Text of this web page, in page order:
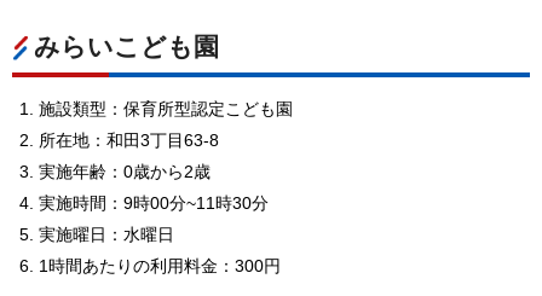
みらいこども園
施設類型：保育所型認定こども園
所在地：和田3丁目63-8
実施年齢：0歳から2歳
実施時間：9時00分~11時30分
実施曜日：水曜日
1時間あたりの利用料金：300円